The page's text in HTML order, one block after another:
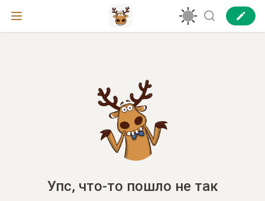
Упс, что-то пошло не так